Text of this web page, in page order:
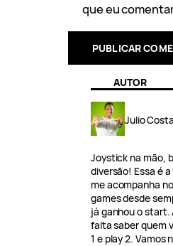
que eu
AUTOR
Julio
Joystick na mão,
diversão! Essa é
me acompanha
games desde
já ganhou o start.
falta saber quem
1 e play 2. Vamos